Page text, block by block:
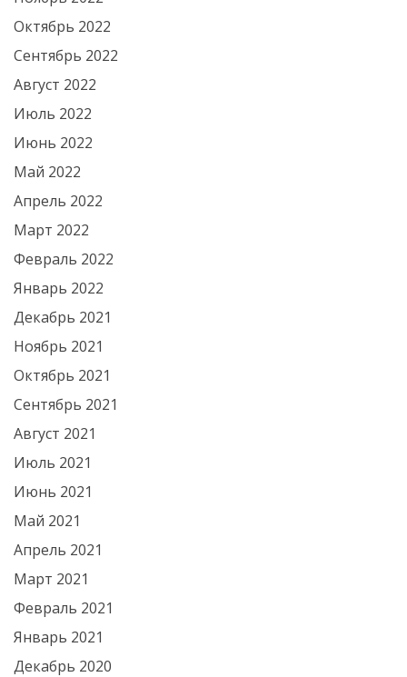
Октябрь 2022
Сентябрь 2022
Август 2022
Июль 2022
Июнь 2022
Май 2022
Апрель 2022
Март 2022
Февраль 2022
Январь 2022
Декабрь 2021
Ноябрь 2021
Октябрь 2021
Сентябрь 2021
Август 2021
Июль 2021
Июнь 2021
Май 2021
Апрель 2021
Март 2021
Февраль 2021
Январь 2021
Декабрь 2020